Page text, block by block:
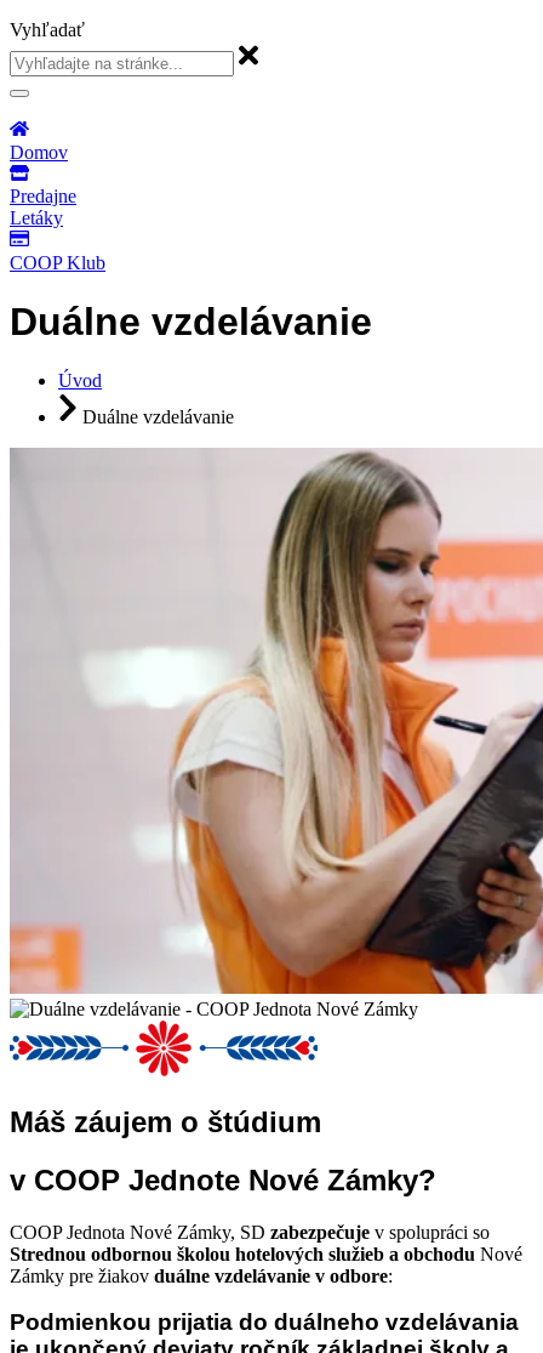
Vyhľadať
Domov
Predajne
Letáky
COOP Klub
Duálne vzdelávanie
Úvod
Duálne vzdelávanie
Máš záujem o štúdium
v COOP Jednote Nové Zámky?
COOP Jednota Nové Zámky, SD zabezpečuje v spolupráci so
Strednou odbornou školou hotelových služieb a obchodu Nové
Zámky pre žiakov duálne vzdelávanie v odbore:
Podmienkou prijatia do duálneho vzdelávania